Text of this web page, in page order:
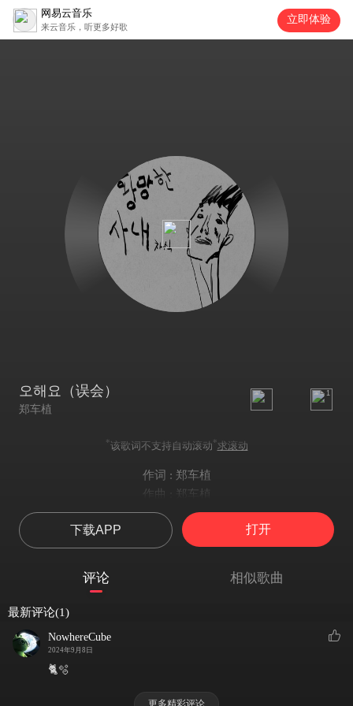
网易云音乐
来云音乐，听更多好歌
立即体验
오해요（误会）
郑车植
1
*该歌词不支持自动滚动*求滚动
作词 : 郑车植
作曲 : 郑车植
그대의 코처럼 높은 하늘
그대의 젖처럼 기운 십자가
그대의 맘처럼 거친 저울질
눈처럼 녹아 그대 앞에 조용히 선다
가슴을 저미는 듯 끝이 없는 이 마음은 어찌한다
그대의 피처럼 굳은 거짓말
下载APP 打开
评论 相似歌曲
最新评论(1)
NowhereCube
2024年9月8日
🐈🫧
更多精彩评论